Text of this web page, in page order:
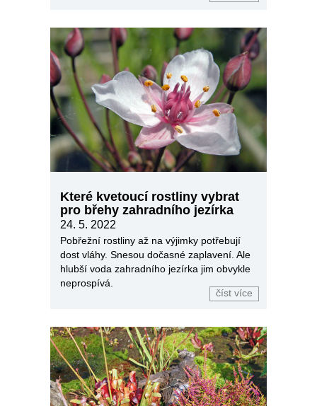
Které kvetoucí rostliny vybrat
pro břehy zahradního jezírka
24. 5. 2022
Pobřežní rostliny až na výjimky potřebují
dost vláhy. Snesou dočasné zaplavení. Ale
hlubší voda zahradního jezírka jim obvykle
neprospívá.
číst více